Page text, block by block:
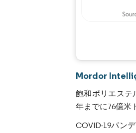
Mordor
飽和ポリエステ
年までに76億米
COVID-19パン